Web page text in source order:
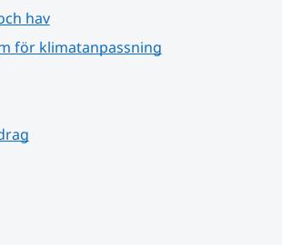
hav
för klimatanpassning